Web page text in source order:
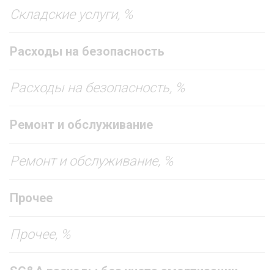
Складские услуги, %
Расходы на безопасность
Расходы на безопасность, %
Ремонт и обслуживание
Ремонт и обслуживание, %
Прочее
Прочее, %